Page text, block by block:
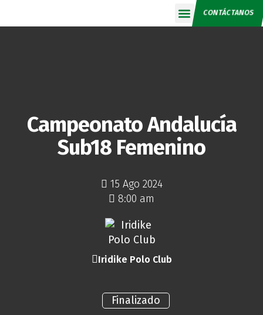
CONTÁCTANOS
Campeonato Andalucía
Sub18 Femenino
15 Ago 2024
Finalizado
8:00 am
Iridike Polo Club